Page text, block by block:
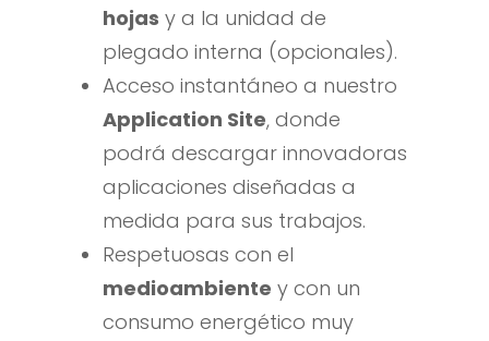
hojas y a la unidad de
plegado interna (opcionales).
Acceso instantáneo a nuestro
Application Site, donde
podrá descargar innovadoras
aplicaciones diseñadas a
medida para sus trabajos.
Respetuosas con el
medioambiente y con un
consumo energético muy